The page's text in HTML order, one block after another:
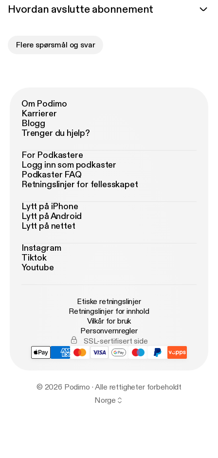
Hvordan avslutte abonnement
Flere spørsmål og svar
Om Podimo
Karrierer
Blogg
Trenger du hjelp?
For Podkastere
Logg inn som podkaster
Podkaster FAQ
Retningslinjer for fellesskapet
Lytt på iPhone
Lytt på Android
Lytt på nettet
Instagram
Tiktok
Youtube
Etiske retningslinjer
Retningslinjer for innhold
Vilkår for bruk
Personvernregler
SSL-sertifisert side
© 2026 Podimo · Alle rettigheter forbeholdt
Norge